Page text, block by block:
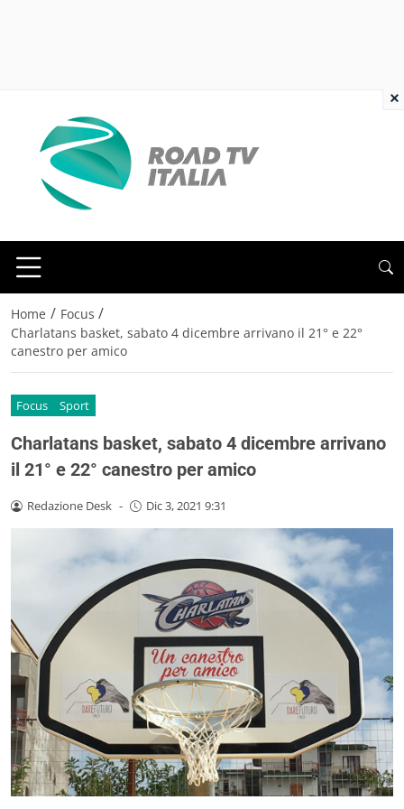
Home / Focus /
Charlatans basket, sabato 4 dicembre arrivano il 21° e 22°
canestro per amico
Focus Sport
Charlatans basket, sabato 4 dicembre arrivano
il 21° e 22° canestro per amico
Redazione Desk - Dic 3, 2021 9:31
×